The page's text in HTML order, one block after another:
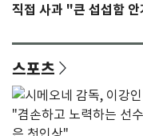
직접 사과 "큰 섭섭함 안
스포츠